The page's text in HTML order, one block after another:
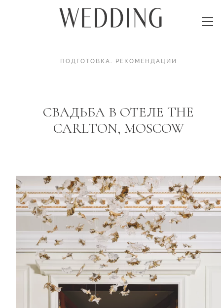
ПОДГОТОВКА. РЕКОМЕНДАЦИИ
СВАДЬБА В ОТЕЛЕ THE
CARLTON, MOSCOW